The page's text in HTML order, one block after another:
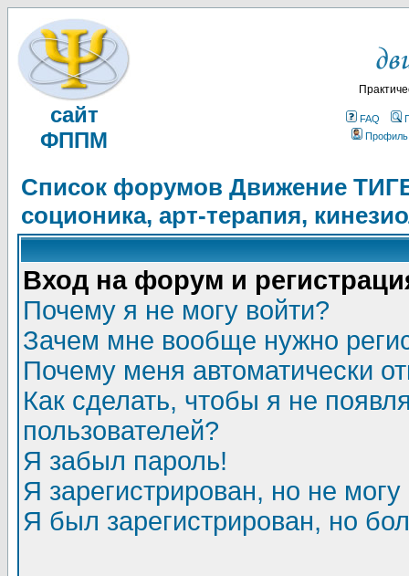
сайт
ФППМ
FAQ
Профиль
Список форумов Движение
соционика, арт-терапия,
Вход на форум и
Почему я не могу войти?
Зачем мне вообще нужно
Почему меня автоматически
Как сделать, чтобы я не
пользователей?
Я забыл пароль!
Я зарегистрирован, но не могу
Я был зарегистрирован, но